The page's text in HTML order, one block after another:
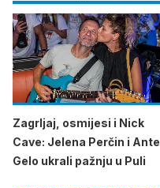
Zagrljaj, osmijesi i Nick
Cave: Jelena Perčin i Ante
Gelo ukrali pažnju u Puli